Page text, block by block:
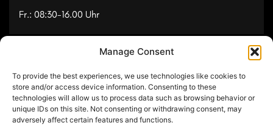
Manage Consent
To provide the best experiences, we use technologies like cookies to
store and/or access device information. Consenting to these
technologies will allow us to process data such as browsing behavior or
unique IDs on this site. Not consenting or withdrawing consent, may
adversely affect certain features and functions.
Fr.: 08:30-16.00 Uhr
Referenzen
Videos
Über uns